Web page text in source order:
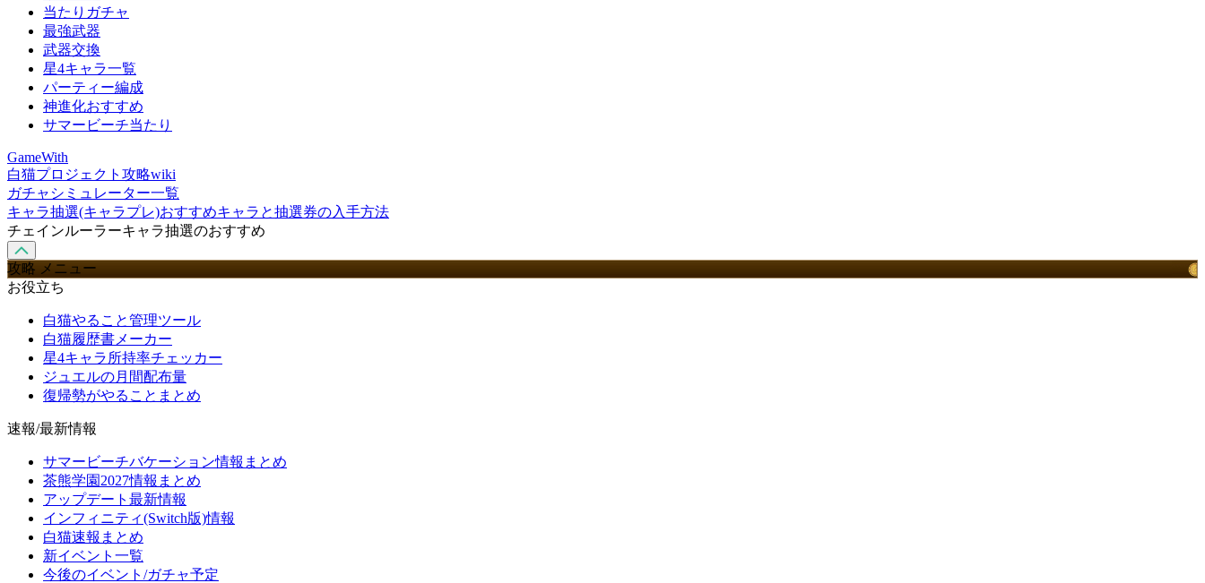
当たりガチャ
最強武器
武器交換
星4キャラ一覧
パーティー編成
神進化おすすめ
サマービーチ当たり
GameWith
白猫プロジェクト攻略wiki
ガチャシミュレーター一覧
キャラ抽選(キャラプレ)おすすめキャラと抽選券の入手方法
チェインルーラーキャラ抽選のおすすめ
攻略 メニュー
お役立ち
白猫やること管理ツール
白猫履歴書メーカー
星4キャラ所持率チェッカー
ジュエルの月間配布量
復帰勢がやることまとめ
速報/最新情報
サマービーチバケーション情報まとめ
茶熊学園2027情報まとめ
アップデート最新情報
インフィニティ(Switch版)情報
白猫速報まとめ
新イベント一覧
今後のイベント/ガチャ予定